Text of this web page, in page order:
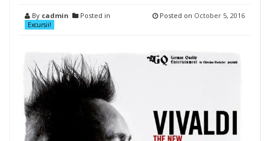
By cadmin Posted in
Excursii!
Posted on October 5, 2016